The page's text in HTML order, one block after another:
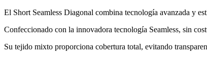
El Short Seamless Diagonal combina tecnología avanzada y
Confeccionado con la innovadora tecnología Seamless, sin
Su tejido mixto proporciona cobertura total, evitando